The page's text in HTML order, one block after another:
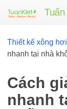
Thiết kế xông hơi
nhanh tại nhà
Cách
nhanh